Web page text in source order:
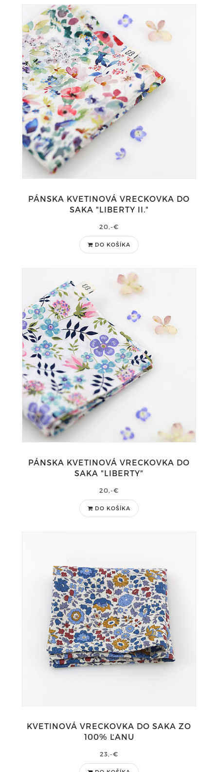
PÁNSKA KVETINOVÁ VRECKOVKA DO
SAKA "LIBERTY II."
20,-€
DO KOŠÍKA
PÁNSKA KVETINOVÁ VRECKOVKA DO
SAKA "LIBERTY"
20,-€
DO KOŠÍKA
KVETINOVÁ VRECKOVKA DO SAKA ZO
100% ĽANU
23,-€